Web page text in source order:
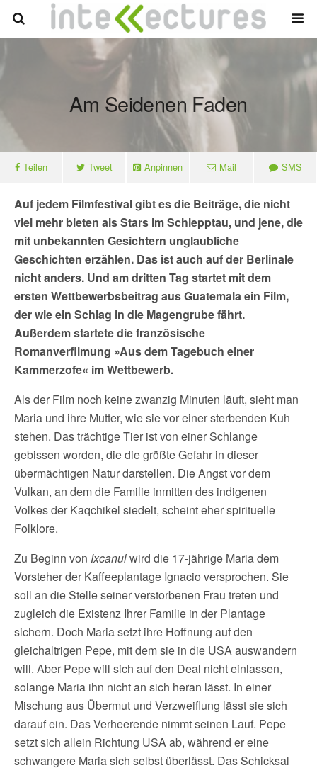
Am Seidenen Faden
Teilen Tweet Anpinnen Mail SMS
Auf jedem Filmfestival gibt es die Beiträge, die nicht
viel mehr bieten als Stars im Schlepptau, und jene, die
mit unbekannten Gesichtern unglaubliche
Geschichten erzählen. Das ist auch auf der Berlinale
nicht anders. Und am dritten Tag startet mit dem
ersten Wettbewerbsbeitrag aus Guatemala ein Film,
der wie ein Schlag in die Magengrube fährt.
Außerdem startete die französische
Romanverfilmung »Aus dem Tagebuch einer
Kammerzofe« im Wettbewerb.
Als der Film noch keine zwanzig Minuten läuft, sieht man
Maria und ihre Mutter, wie sie vor einer sterbenden Kuh
stehen. Das trächtige Tier ist von einer Schlange
gebissen worden, die die größte Gefahr in dieser
übermächtigen Natur darstellen. Die Angst vor dem
Vulkan, an dem die Familie inmitten des indigenen
Volkes der Kaqchikel siedelt, scheint eher spirituelle
Folklore.
Zu Beginn von Ixcanulwird die 17-jährige Maria dem
Vorsteher der Kaffeeplantage Ignacio versprochen. Sie
soll an die Stelle seiner verstorbenen Frau treten und
zugleich die Existenz Ihrer Familie in der Plantage
sichern. Doch Maria setzt ihre Hoffnung auf den
gleichaltrigen Pepe, mit dem sie in die USA auswandern
will. Aber Pepe will sich auf den Deal nicht einlassen,
solange Maria ihn nicht an sich heran lässt. In einer
Mischung aus Übermut und Verzweiflung lässt sie sich
darauf ein. Das Verheerende nimmt seinen Lauf. Pepe
setzt sich allein Richtung USA ab, während er eine
schwangere Maria sich selbst überlässt. Das Schicksal